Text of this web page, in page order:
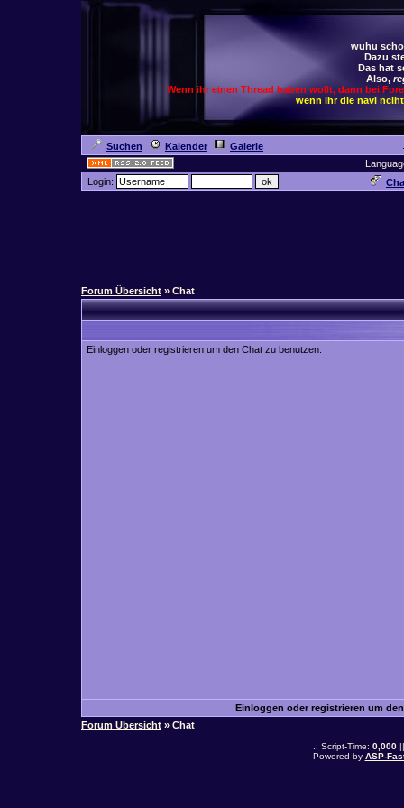
wuhu
Dazu
Das hat
Also,
Wenn ihr einen Thread haben wollt, dann bei
wenn ihr die navi
Suchen Kalender
Galerie
Login:
Forum Übersicht » Chat
Einloggen oder registrieren um den Chat zu benutzen.
Einloggen oder registrieren um
Forum Übersicht » Chat
.: Script-Time: 0,000||
Powered by ASP-